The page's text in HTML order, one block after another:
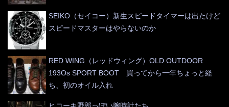
SEIKO（セイコー）新生スピードタイマーは出たけど
スピードマスターはやらないのか
RED WING（レッドウィング）OLD OUTDOOR
193Os SPORT BOOT 買ってから一年ちょっと経
ち、初のオイル入れ
ヒコーキ野郎っぽい腕時計たち